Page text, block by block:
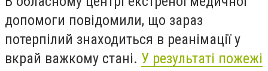
допомоги повідомили, що зараз
потерпілий знаходиться в реанімації у
вкрай важкому стані. У результаті пожежі